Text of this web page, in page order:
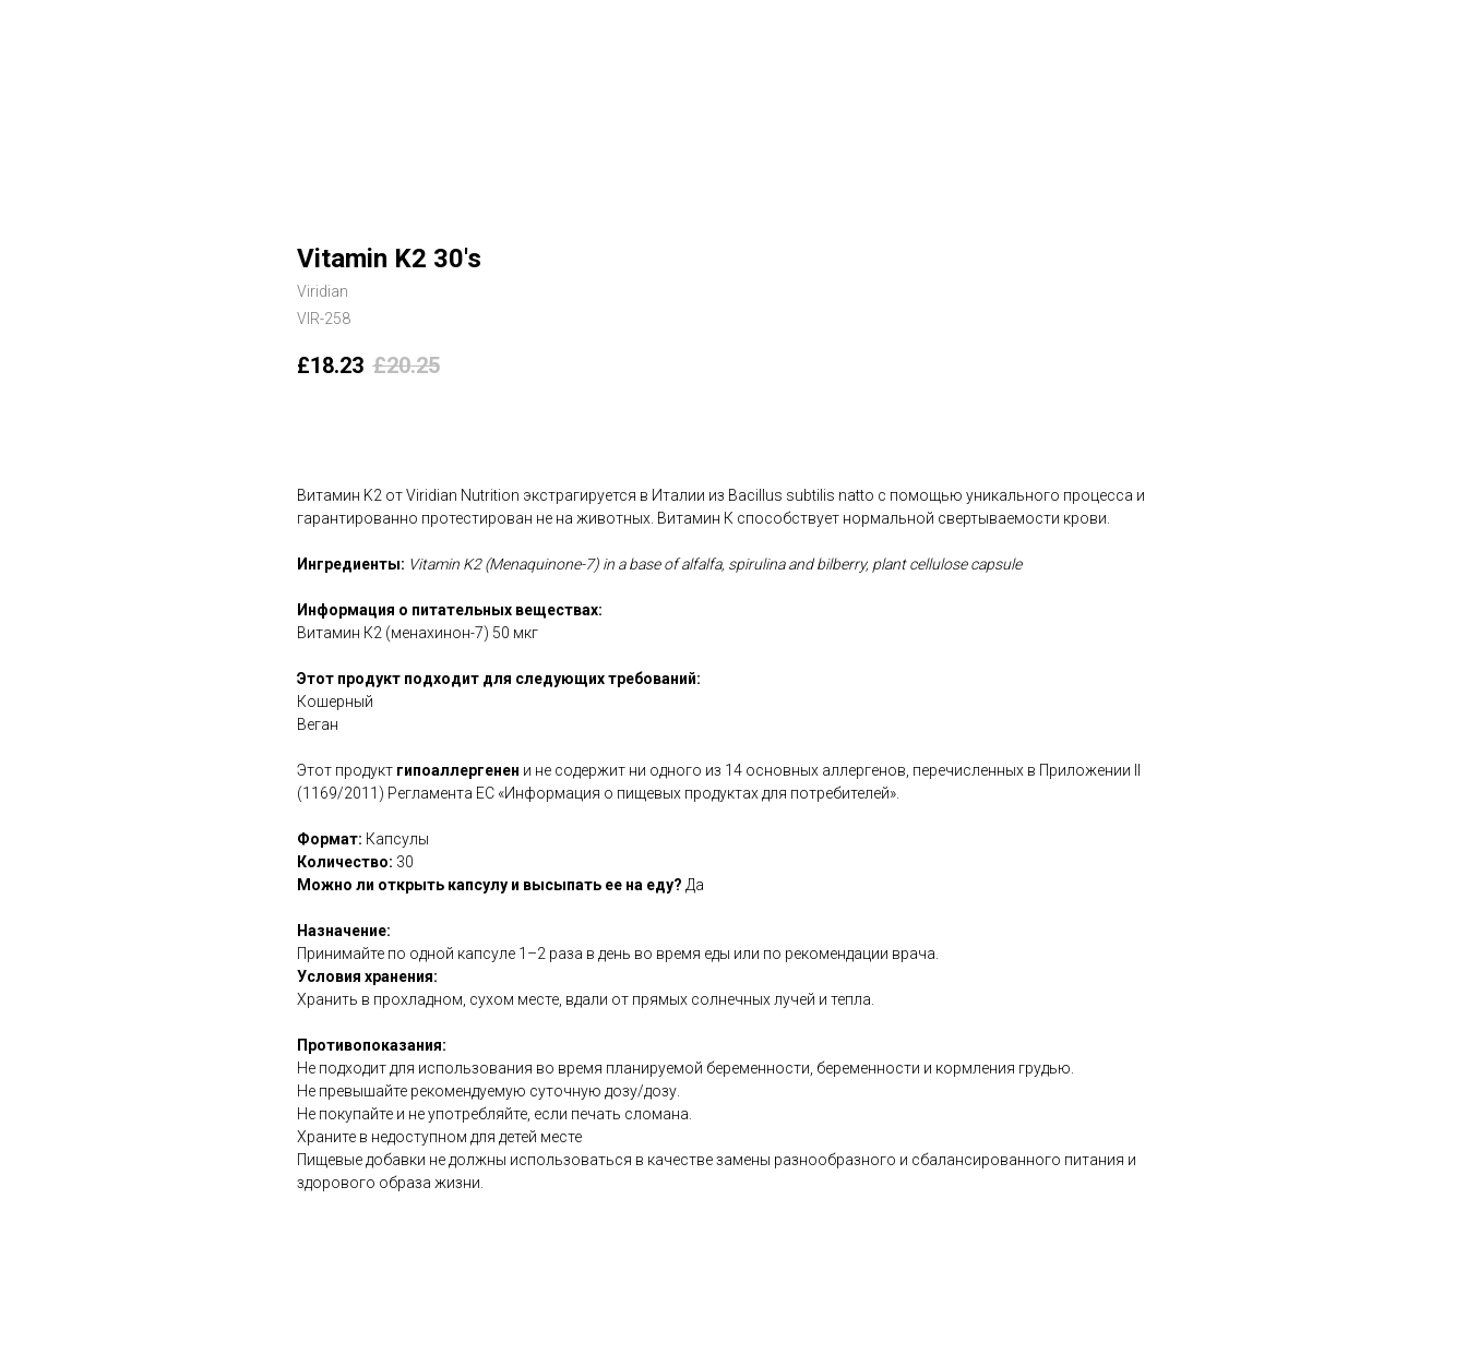
Vitamin K2 30's
Viridian
VIR-258
£18.23 £20.25
Витамин K2 от Viridian Nutrition экстрагируется в Италии из Bacillus subtilis natto с помощью уникального процесса и
гарантированно протестирован не на животных. Витамин К способствует нормальной свертываемости крови.
Ингредиенты: Vitamin K2 (Menaquinone-7) in a base of alfalfa, spirulina and bilberry, plant cellulose capsule
Информация о питательных веществах:
Витамин К2 (менахинон-7) 50 мкг
Этот продукт подходит для следующих требований:
Кошерный
Веган
Этот продукт гипоаллергенен и не содержит ни одного из 14 основных аллергенов, перечисленных в Приложении II
(1169/2011) Регламента ЕС «Информация о пищевых продуктах для потребителей».
Формат: Капсулы
Количество: 30
Можно ли открыть капсулу и высыпать ее на еду? Да
Назначение:
Принимайте по одной капсуле 1–2 раза в день во время еды или по рекомендации врача.
Условия хранения:
Хранить в прохладном, сухом месте, вдали от прямых солнечных лучей и тепла.
Противопоказания:
Не подходит для использования во время планируемой беременности, беременности и кормления грудью.
Не превышайте рекомендуемую суточную дозу/дозу.
Не покупайте и не употребляйте, если печать сломана.
Храните в недоступном для детей месте
Пищевые добавки не должны использоваться в качестве замены разнообразного и сбалансированного питания и
здорового образа жизни.